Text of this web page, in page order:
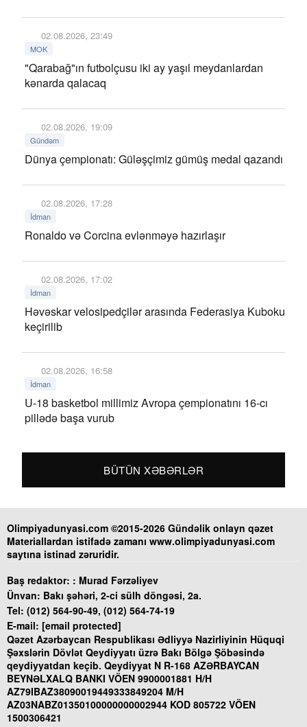
02.08.2026, 23:49
MOK
"Qarabağ"ın futbolçusu iki ay yaşıl meydanlardan
kənarda qalacaq
02.08.2026, 19:09
Gündəm
Dünya çempionatı: Güləşçimiz gümüş medal qazandı
02.08.2026, 17:28
İdman
Ronaldo və Corcina evlənməyə hazırlaşır
02.08.2026, 17:02
İdman
Həvəskar velosipedçilər arasında Federasiya Kuboku
keçirilib
02.08.2026, 16:58
İdman
U-18 basketbol millimiz Avropa çempionatını 16-cı
pillədə başa vurub
BÜTÜN XƏBƏRLƏR
Olimpiyadunyasi.com ©2015-2026 Gündəlik onlayn qəzet
Materiallardan istifadə zamanı www.olimpiyadunyasi.com
saytına istinad zəruridir.
Baş redaktor: : Murad Fərzəliyev
Ünvan: Bakı şəhəri, 2-ci sülh döngəsi, 2a.
Tel: (012) 564-90-49, (012) 564-74-19
E-mail: [email protected]
Qəzet Azərbaycan Respublikası Ədliyyə Nazirliyinin Hüquqi
Şəxslərin Dövlət Qeydiyyatı üzrə Bakı Bölgə Şöbəsində
qeydiyyatdan keçib. Qeydiyyat N R-168 AZƏRBAYCAN
BEYNƏLXALQ BANKI VÖEN 9900001881 H/H
AZ79IBAZ38090019449333849204 M/H
AZ03NABZ01350100000000002944 KOD 805722 VÖEN
1500306421